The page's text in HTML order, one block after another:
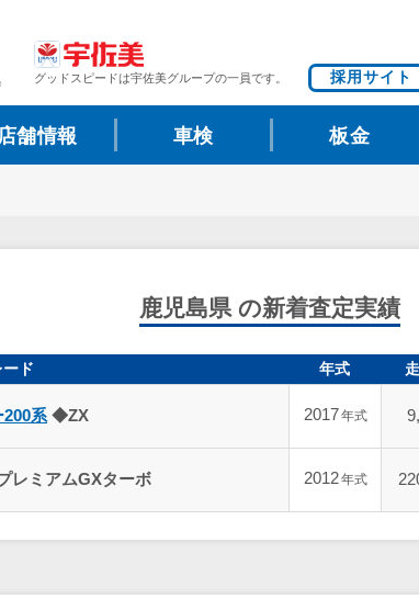
グッドスピードは宇佐美グループの一員です。 採用サイト
舗情報 車検 板金
鹿児島県 の新着査定実績
ド 年式
200系 ◆ZX 2017年式
レミアムGXターボ 2012年式